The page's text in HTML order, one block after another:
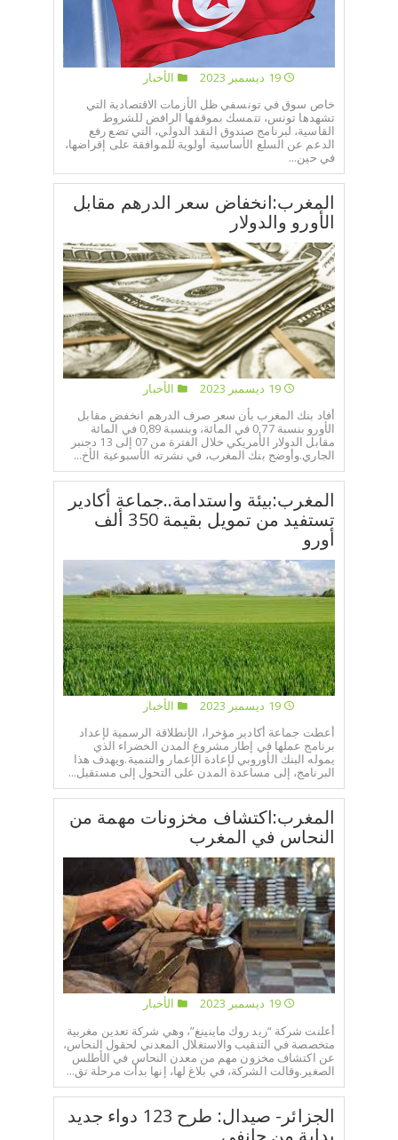
19 ديسمبر 2023
الأخبار
خاص سوق في تونسفي ظل الأزمات الاقتصادية التي
تشهدها تونس، تتمسك بموقفها الرافض للشروط
القاسية، لبرنامج صندوق النقد الدولي، التي تضع رفع
الدعم عن السلع الأساسية أولوية للموافقة على إقراضها،
في حين...
المغرب:انخفاض سعر الدرهم مقابل
الأورو والدولار
19 ديسمبر 2023
الأخبار
أفاد بنك المغرب بأن سعر صرف الدرهم انخفض مقابل
الأورو بنسبة 0,77 في المائة، وبنسبة 0,89 في المائة
مقابل الدولار الأمريكي خلال الفترة من 07 إلى 13 دجنبر
الجاري.وأوضح بنك المغرب، في نشرته الأسبوعية الأخ...
المغرب:بيئة واستدامة..جماعة أكادير
تستفيد من تمويل بقيمة 350 ألف
أورو
19 ديسمبر 2023
الأخبار
أعطت جماعة أكادير مؤخرا، الإنطلاقة الرسمية لإعداد
برنامج عملها في إطار مشروع المدن الخضراء الذي
يموله البنك الأوروبي لإعادة الإعمار والتنمية.ويهدف هذا
البرنامج، إلى مساعدة المدن على التحول إلى مستقبل...
المغرب:اكتشاف مخزونات مهمة من
النحاس في المغرب
19 ديسمبر 2023
الأخبار
أعلنت شركة “ريد روك ماينينغ”، وهي شركة تعدين مغربية
متخصصة في التنقيب والاستغلال المعدني لحقول النحاس،
عن اكتشاف مخزون مهم من معدن النحاس في الأطلس
الصغير.وقالت الشركة، في بلاغ لها، إنها بدأت مرحلة تق...
الجزائر- صيدال: طرح 123 دواء جديد
بداية من جانفي